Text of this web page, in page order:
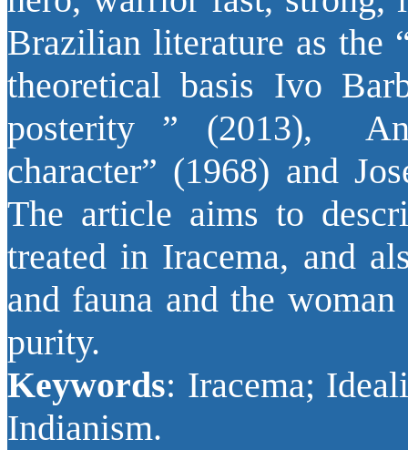
Brazilian literature as the
theoretical basis Ivo
posterity ” (2013),
character” (1968) and
The article aims to
treated in Iracema, and
and fauna and the
purity.
Keywords: Iracema;
Indianism.